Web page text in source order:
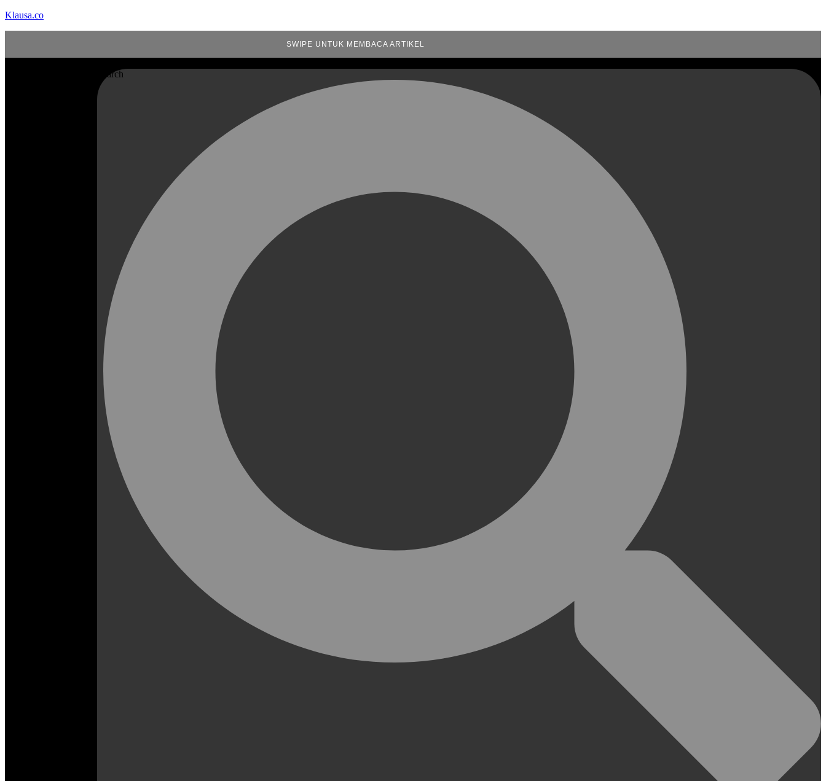
Klausa.co
SWIPE UNTUK MEMBACA ARTIKEL
Search